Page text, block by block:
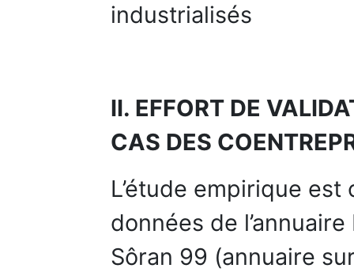
industrialisés
II. EFFORT DE
CAS DES
L’étude empirique
données de
Sôran 99 (annuaire